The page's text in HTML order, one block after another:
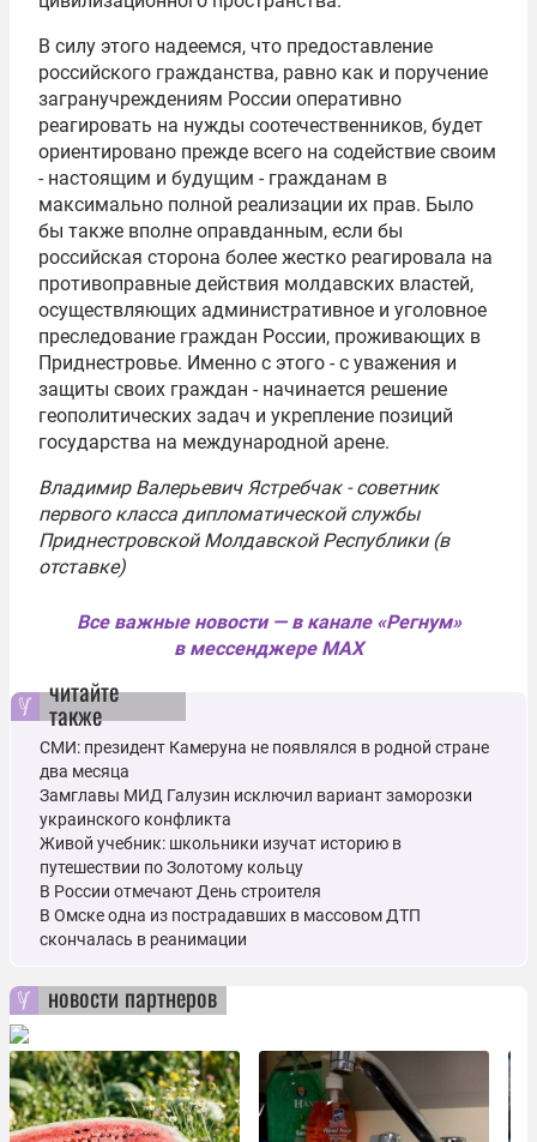
В силу этого надеемся, что предоставление
российского гражданства, равно как и поручение
загранучреждениям России оперативно
реагировать на нужды соотечественников, будет
ориентировано прежде всего на содействие своим
- настоящим и будущим - гражданам в
максимально полной реализации их прав. Было
бы также вполне оправданным, если бы
российская сторона более жестко реагировала на
противоправные действия молдавских властей,
осуществляющих административное и уголовное
преследование граждан России, проживающих в
Приднестровье. Именно с этого - с уважения и
защиты своих граждан - начинается решение
геополитических задач и укрепление позиций
государства на международной арене.
Владимир Валерьевич Ястребчак - советник
первого класса дипломатической службы
Приднестровской Молдавской Республики (в
отставке)
Все важные новости — в канале «Регнум»
в мессенджере MAX
читайте
также
СМИ: президент Камеруна не появлялся в родной стране
два месяца
Замглавы МИД Галузин исключил вариант заморозки
украинского конфликта
Живой учебник: школьники изучат историю в
путешествии по Золотому кольцу
В России отмечают День строителя
В Омске одна из пострадавших в массовом ДТП
скончалась в реанимации
новости партнеров